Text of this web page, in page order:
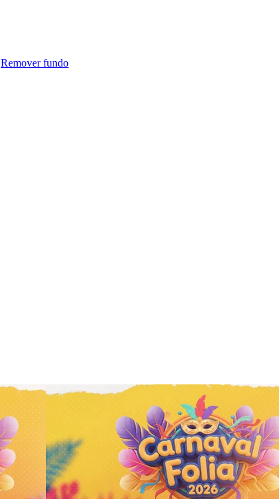
Remover fundo